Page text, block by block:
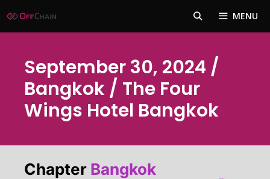
para
MENU
September 30, 2024 /
Bangkok / The Four
Wings Hotel Bangkok
Chapter Bangkok